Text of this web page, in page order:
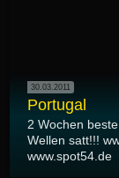
30.03.2011
Portugal
2 Wochen
Wellen satt!!!
www.spot54.de